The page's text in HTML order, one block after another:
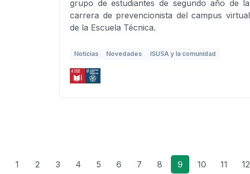
grupo de estudiantes de segundo año de la
carrera de prevencionista del campus virtual
de la Escuela Técnica.
Noticias Novedades ISUSA y la comunidad
1 2 3 4 5 6 7 8 9 10 11 12